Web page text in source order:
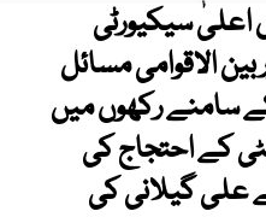
سیکیورٹی
الاقوامی مسائل
سامنے رکھوں میں
کے احتجاج کی
علی گیلانی کی